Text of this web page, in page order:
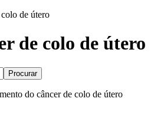
de útero
de colo de útero
Procurar
do câncer de colo de útero